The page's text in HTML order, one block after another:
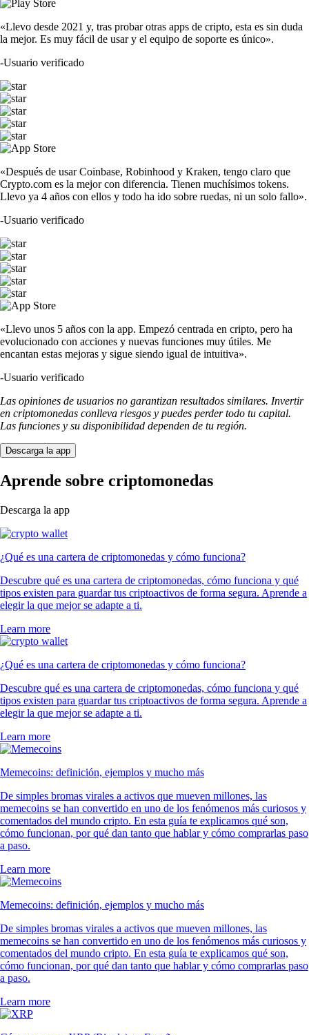
«Llevo desde 2021 y, tras probar otras apps de cripto, esta es sin duda
la mejor. Es muy fácil de usar y el equipo de soporte es único».
-Usuario verificado
«Después de usar Coinbase, Robinhood y Kraken, tengo claro que
Crypto.com es la mejor con diferencia. Tienen muchísimos tokens.
Llevo ya 4 años con ellos y todo ha ido sobre ruedas, ni un solo fallo».
-Usuario verificado
«Llevo unos 5 años con la app. Empezó centrada en cripto, pero ha
evolucionado con acciones y nuevas funciones muy útiles. Me
encantan estas mejoras y sigue siendo igual de intuitiva».
-Usuario verificado
Las opiniones de usuarios no garantizan resultados similares. Invertir
en criptomonedas conlleva riesgos y puedes perder todo tu capital.
Las funciones y su disponibilidad dependen de tu región.
Descarga la app
Aprende sobre criptomonedas
Descarga la app
¿Qué es una cartera de criptomonedas y cómo funciona?
Descubre qué es una cartera de criptomonedas, cómo funciona y qué
tipos existen para guardar tus criptoactivos de forma segura. Aprende a
elegir la que mejor se adapte a ti.
Learn more
¿Qué es una cartera de criptomonedas y cómo funciona?
Descubre qué es una cartera de criptomonedas, cómo funciona y qué
tipos existen para guardar tus criptoactivos de forma segura. Aprende a
elegir la que mejor se adapte a ti.
Learn more
Memecoins: definición, ejemplos y mucho más
De simples bromas virales a activos que mueven millones, las
memecoins se han convertido en uno de los fenómenos más curiosos y
comentados del mundo cripto. En esta guía te explicamos qué son,
cómo funcionan, por qué dan tanto que hablar y cómo comprarlas paso
a paso.
Learn more
Memecoins: definición, ejemplos y mucho más
De simples bromas virales a activos que mueven millones, las
memecoins se han convertido en uno de los fenómenos más curiosos y
comentados del mundo cripto. En esta guía te explicamos qué son,
cómo funcionan, por qué dan tanto que hablar y cómo comprarlas paso
a paso.
Learn more